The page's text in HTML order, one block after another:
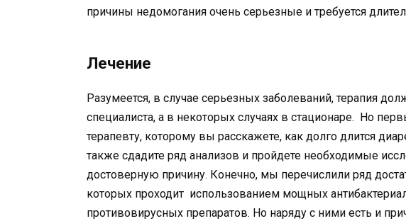
причины недомогания очень серьезные и требуется
Лечение
Разумеется, в случае серьезных заболеваний, терапия
специалиста, а в некоторых случаях в стационаре. Но
терапевту, которому вы расскажете, как долго длится
также сдадите ряд анализов и пройдете необходимые
достоверную причину. Конечно, мы перечислили ряд
которых проходит использованием мощных
противовирусных препаратов. Но наряду с ними есть и